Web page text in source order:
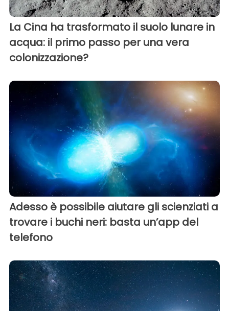
La Cina ha trasformato il suolo lunare in
acqua: il primo passo per una vera
colonizzazione?
Adesso è possibile aiutare gli scienziati a
trovare i buchi neri: basta un’app del
telefono